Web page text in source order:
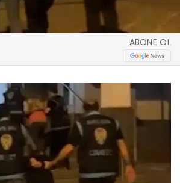
ABONE OL